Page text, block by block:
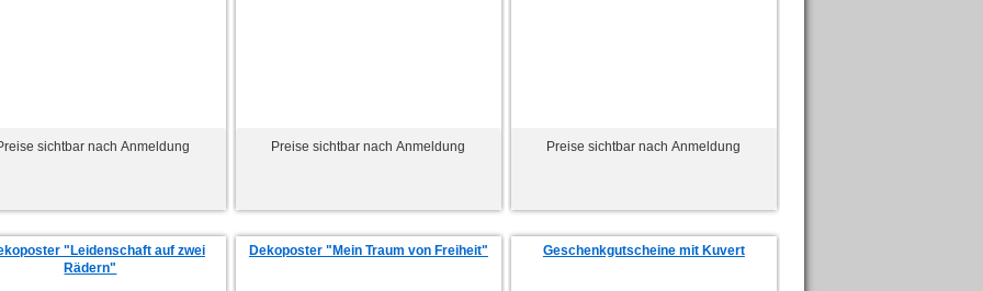
sichtbar nach Anmeldung Preise sichtbar nach Anmeldung Preise sichtbar nach Anmeldung
"Leidenschaft auf zwei
Rädern"
Dekoposter "Mein Traum von Freiheit" Geschenkgutscheine mit Kuvert